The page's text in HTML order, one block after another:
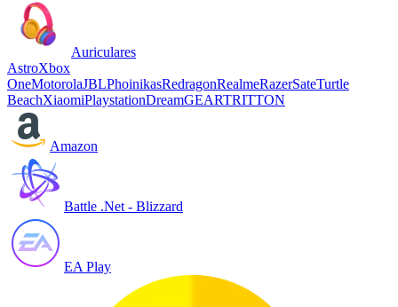
Auriculares
AstroXbox
OneMotorolaJBLPhoinikasRedragonRealmeRazerSateTurtle
BeachXiaomiPlaystationDreamGEARTRITTON
Amazon
Battle .Net - Blizzard
EA Play